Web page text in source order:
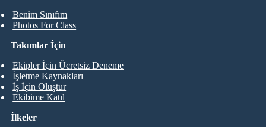
Benim Sınıfım
Photos For Class
Takımlar İçin
Ekipler İçin Ücretsiz Deneme
İşletme Kaynakları
İş İçin Oluştur
Ekibime Katıl
İlkeler